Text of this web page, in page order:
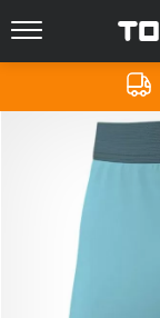
Top4Sport.ro